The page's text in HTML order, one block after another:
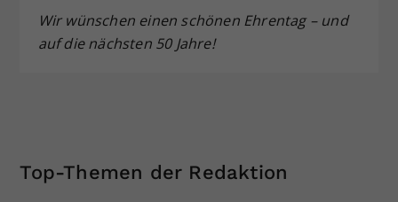
Wir wünschen einen schönen Ehrentag – und
auf die nächsten 50 Jahre!
Top-Themen der Redaktion